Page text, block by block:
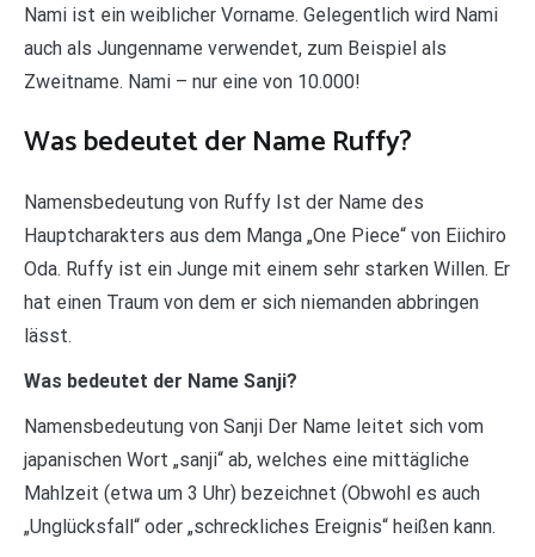
Nami ist ein weiblicher Vorname. Gelegentlich wird Nami
auch als Jungenname verwendet, zum Beispiel als
Zweitname. Nami – nur eine von 10.000!
Was bedeutet der Name Ruffy?
Namensbedeutung von Ruffy Ist der Name des
Hauptcharakters aus dem Manga „One Piece“ von Eiichiro
Oda. Ruffy ist ein Junge mit einem sehr starken Willen. Er
hat einen Traum von dem er sich niemanden abbringen
lässt.
Was bedeutet der Name Sanji?
Namensbedeutung von Sanji Der Name leitet sich vom
japanischen Wort „sanji“ ab, welches eine mittägliche
Mahlzeit (etwa um 3 Uhr) bezeichnet (Obwohl es auch
„Unglücksfall“ oder „schreckliches Ereignis“ heißen kann.